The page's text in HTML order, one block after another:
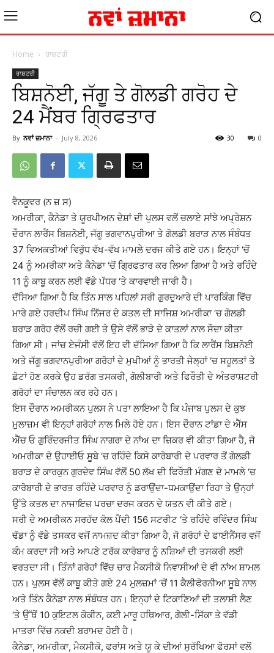
Home ਰਾਸ਼ਟਰੀ
ਰਾਸ਼ਟਰੀ
ਬਿਸ਼ਨੋਈ, ਜੱਗੂ ਤੇ ਗੋਲਡੀ ਗਰੋਹ ਦੇ
24 ਮੈਂਬਰ ਗ੍ਰਿਫਤਾਰ
By ਨਵਾਂ ਜ਼ਮਾਨਾ - July 8, 2026 0
30
ਵੈਨਕੂਵਰ (ਨ ਜ਼ ਸ)
ਅਮਰੀਕਾ, ਕੈਨੇਡਾ ਤੇ ਯੂਰਪੀਅਨ ਦੇਸ਼ਾਂ ਦੀ ਪੁਲਸ ਵਲੋਂ ਚਲਾਏ ਸਾਂਝੇ ਅਪ੍ਰੇਸ਼ਨ
ਦੌਰਾਨ ਲਾਰੈਂਸ ਬਿਸ਼ਨੋਈ, ਜੱਗੂ ਭਗਵਾਨਪੁਰੀਆ ਤੇ ਗੋਲਡੀ ਬਰਾੜ ਨਾਲ ਸੰਬੰਧਤ
37 ਵਿਅਕਤੀਆਂ ਵਿਰੁੱਧ ਵੱਖ-ਵੱਖ ਮਾਮਲੇ ਦਰਜ ਕੀਤੇ ਗਏ ਹਨ। ਇਨ੍ਹਾਂ ‘ਚੋਂ
24 ਨੂੰ ਅਮਰੀਕਾ ਅਤੇ ਕੈਨੇਡਾ ‘ਚੋਂ ਗ੍ਰਿਫਤਾਰ ਕਰ ਲਿਆ ਗਿਆ ਹੈ ਅਤੇ ਰਹਿੰਦੇ
11 ਨੂੰ ਕਾਬੂ ਕਰਨ ਲਈ ਵੱਡੇ ਪੱਧਰ ‘ਤੇ ਕਾਰਵਾਈ ਜਾਰੀ ਹੈ।
ਦੱਸਿਆ ਗਿਆ ਹੈ ਕਿ ਤਿੰਨ ਸਾਲ ਪਹਿਲਾਂ ਸਰੀ ਗੁਰਦੁਆਰੇ ਦੀ ਪਾਰਕਿੰਗ ਵਿੱਚ
ਮਾਰੇ ਗਏ ਹਰਦੀਪ ਸਿੰਘ ਨਿੱਜਰ ਦੇ ਕਤਲ ਦੀ ਸਾਜਿਸ਼ ਅਮਰੀਕਾ ‘ਚ ਗੋਲਡੀ
ਬਰਾੜ ਗਰੋਹ ਵੱਲੋਂ ਰਚੀ ਗਈ ਤੇ ਉਸੇ ਵੱਲੋਂ ਭਾੜੇ ਦੇ ਕਾਤਲਾਂ ਨਾਲ ਸੌਦਾ ਕੀਤਾ
ਗਿਆ ਸੀ। ਜਾਂਚ ਏਜੰਸੀ ਵੱਲੋਂ ਇਹ ਵੀ ਦੱਸਿਆ ਗਿਆ ਹੈ ਕਿ ਲਾਰੈਂਸ ਬਿਸ਼ਨੋਈ
ਅਤੇ ਜੱਗੂ ਭਗਵਾਨਪੁਰੀਆ ਗਰੋਹਾਂ ਦੇ ਮੁਖੀਆਂ ਨੂੰ ਭਾਰਤੀ ਜੇਲ੍ਹਾਂ ‘ਚ ਸਹੂਲਤਾਂ ਤੇ
ਛੋਟਾਂ ਹੋਣ ਕਰਕੇ ਉਹ ਡਰੱਗ ਤਸਕਰੀ, ਗੋਲੀਬਾਰੀ ਅਤੇ ਫਿਰੌਤੀ ਦੇ ਅੰਤਰਾਸ਼ਟਰੀ
ਗਰੋਹਾਂ ਦਾ ਸੰਚਾਲਨ ਕਰ ਰਹੇ ਹਨ।
ਇਸ ਦੌਰਾਨ ਅਮਰੀਕਨ ਪੁਲਸ ਨੇ ਪਤਾ ਲਾਇਆ ਹੈ ਕਿ ਪੰਜਾਬ ਪੁਲਸ ਦੇ ਕੁਝ
ਮੁਲਾਜ਼ਮ ਵੀ ਇਨ੍ਹਾਂ ਗਰੋਹਾਂ ਨਾਲ ਮਿਲੇ ਹੋਏ ਹਨ। ਇਸ ਦੌਰਾਨ ਟਾਂਡਾ ਦੇ ਐੱਸ
ਐੱਚ ਓ ਗੁਰਿੰਦਰਜੀਤ ਸਿੰਘ ਨਾਗਰਾ ਦੇ ਨਾਂਅ ਦਾ ਜ਼ਿਕਰ ਵੀ ਕੀਤਾ ਗਿਆ ਹੈ, ਜੋ
ਅਮਰੀਕਾ ਦੇ ਉਹਾਈਓ ਸੂਬੇ ‘ਚ ਰਹਿੰਦੇ ਕਿਸੇ ਕਾਰੋਬਾਰੀ ਦੇ ਪਰਵਾਰ ਤੋਂ ਗੋਲਡੀ
ਬਰਾੜ ਦੇ ਕਾਰਕੁਨ ਗੁਰਦੇਵ ਸਿੰਘ ਵੱਲੋਂ 50 ਲੱਖ ਦੀ ਫਿਰੌਤੀ ਮੰਗਣ ਦੇ ਮਾਮਲੇ ‘ਚ
ਕਾਰੋਬਾਰੀ ਦੇ ਭਾਰਤ ਰਹਿੰਦੇ ਪਰਵਾਰ ਨੂੰ ਡਰਾਉਂਦਾ-ਧਮਕਾਉਂਦਾ ਰਿਹਾ ਤੇ ਉਨ੍ਹਾਂ
ਉੱਤੇ ਕਤਲ ਦਾ ਨਾਜਾਇਜ਼ ਪਰਚਾ ਦਰਜ ਕਰਨ ਦੇ ਯਤਨ ਵੀ ਕੀਤੇ ਗਏ।
ਸਰੀ ਦੇ ਅਮਰੀਕਨ ਸਰਹੱਦ ਕੋਲ ਪੈਂਦੀ 156 ਸਟਰੀਟ ‘ਤੇ ਰਹਿੰਦੇ ਰਵਿੰਦਰ ਸਿੰਘ
ਢੱਡਾ ਨੂੰ ਵੱਡੇ ਤਸਕਰ ਵਜੋਂ ਨਾਮਜ਼ਦ ਕੀਤਾ ਗਿਆ ਹੈ, ਜੋ ਗਰੋਹਾਂ ਦੇ ਫਾਈਨੈਂਸਰ ਵਜੋਂ
ਕੰਮ ਕਰਦਾ ਸੀ ਅਤੇ ਆਪਣੇ ਟਰੱਕ ਕਾਰੋਬਾਰ ਨੂੰ ਨਸ਼ਿਆਂ ਦੀ ਤਸਕਰੀ ਲਈ
ਵਰਤਦਾ ਸੀ। ਤਿੰਨਾਂ ਗਰੋਹਾਂ ਵਿੱਚ ਚਾਰ ਮੈਕਸੀਕੋ ਨਿਵਾਸੀਆਂ ਦੇ ਵੀ ਨਾਂਅ ਸ਼ਾਮਲ
ਹਨ। ਪੁਲਸ ਵੱਲੋਂ ਕਾਬੂ ਕੀਤੇ ਗਏ 24 ਮੁਲਜ਼ਮਾਂ ‘ਚੋਂ 11 ਕੈਲੀਫੋਰਨੀਆ ਸੂਬੇ ਨਾਲ
ਅਤੇ ਤਿੰਨ ਕੈਨੇਡਾ ਨਾਲ ਸੰਬੰਧਤ ਹਨ। ਇਨ੍ਹਾਂ ਦੇ ਟਿਕਾਣਿਆਂ ਦੀ ਤਲਾਸ਼ੀ ਲੈਣ
‘ਤੇ ਉੱਥੋਂ 10 ਕੁਇਟਲ ਕੋਕੀਨ, ਕਈ ਮਾਰੂ ਹਥਿਆਰ, ਗੋਲੀ-ਸਿੱਕਾ ਤੇ ਵੱਡੀ
ਮਾਤਰਾ ਵਿੱਚ ਨਕਦੀ ਬਰਾਮਦ ਹੋਈ ਹੈ।
ਕੈਨੇਡਾ, ਅਮਰੀਕਾ, ਮੈਕਸੀਕੋ, ਫਰਾਂਸ ਅਤੇ ਯੂ ਕੇ ਦੀਆਂ ਸੁਰੱਖਿਆ ਫੋਰਸਾਂ ਵਲੋਂ